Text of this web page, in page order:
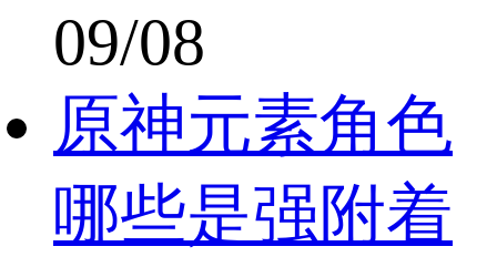
09/08
原神元素角色
哪些是强附着